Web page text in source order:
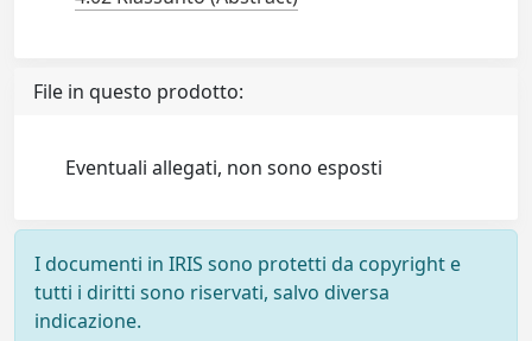
File in questo prodotto:
Eventuali allegati, non sono esposti
I documenti in IRIS sono protetti da copyright e
tutti i diritti sono riservati, salvo diversa
indicazione.